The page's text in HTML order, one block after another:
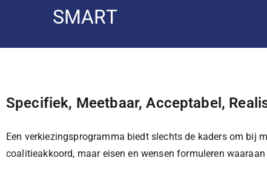
SMART
Specifiek, Meetbaar, Acceptabel,
Een verkiezingsprogramma biedt slechts de kaders om bij
coalitieakkoord, maar eisen en wensen formuleren